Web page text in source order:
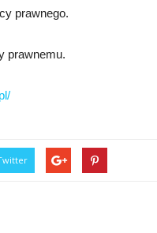
prawnego.
prawnemu.